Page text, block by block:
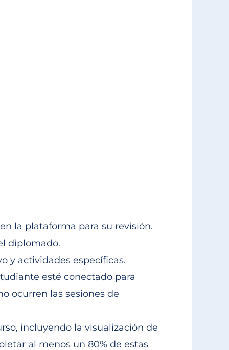
la plataforma para su revisión.
diplomado.
y actividades específicas.
esté conectado para
ocurren las sesiones de
incluyendo la visualización de
al menos un 80% de estas